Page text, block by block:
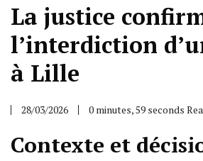
La justice
l’interdiction
à Lille
28/03/2026 0 minutes, 59 seconds
Contexte et